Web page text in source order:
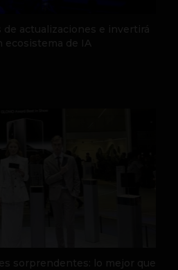
de actualizaciones e invertirá
ecosistema de IA
sorprendentes: lo mejor que